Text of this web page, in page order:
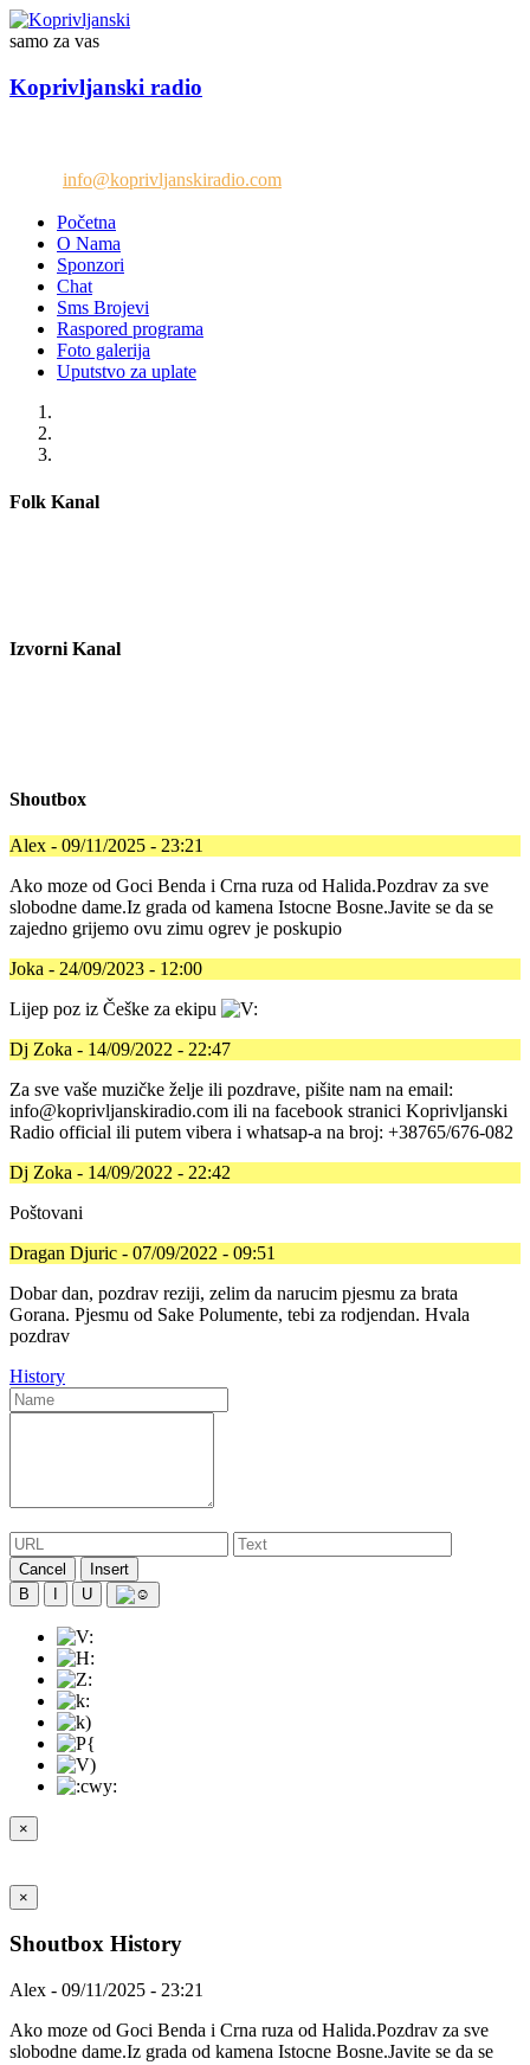
samo za vas
Koprivljanski radio
info@koprivljanskiradio.com
Početna
O Nama
Sponzori
Chat
Sms Brojevi
Raspored programa
Foto galerija
Uputstvo za uplate
Folk Kanal
Izvorni Kanal
Shoutbox
Alex - 09/11/2025 - 23:21
Ako moze od Goci Benda i Crna ruza od Halida.Pozdrav za sve
slobodne dame.Iz grada od kamena Istocne Bosne.Javite se da se
zajedno grijemo ovu zimu ogrev je poskupio
Joka - 24/09/2023 - 12:00
Lijep poz iz Češke za ekipu
Dj Zoka - 14/09/2022 - 22:47
Za sve vaše muzičke želje ili pozdrave, pišite nam na email:
info@koprivljanskiradio.com ili na facebook stranici Koprivljanski
Radio official ili putem vibera i whatsap-a na broj: +38765/676-082
Dj Zoka - 14/09/2022 - 22:42
Poštovani
Dragan Djuric - 07/09/2022 - 09:51
Dobar dan, pozdrav reziji, zelim da narucim pjesmu za brata
Gorana. Pjesmu od Sake Polumente, tebi za rodjendan. Hvala
pozdrav
History
Cancel
Insert
B
U
×
×
Shoutbox History
Alex - 09/11/2025 - 23:21
Ako moze od Goci Benda i Crna ruza od Halida.Pozdrav za sve
slobodne dame.Iz grada od kamena Istocne Bosne.Javite se da se